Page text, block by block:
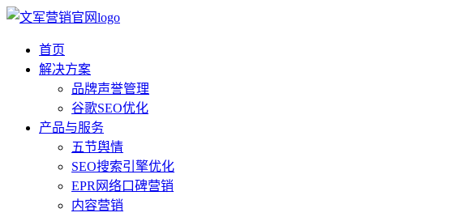
首页
解决方案
品牌声誉管理
谷歌SEO优化
产品与服务
五节舆情
SEO搜索引擎优化
EPR网络口碑营销
内容营销